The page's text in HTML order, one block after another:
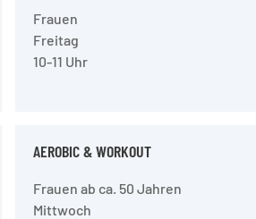
Frauen
Freitag
10-11 Uhr
AEROBIC & WORKOUT
Frauen ab ca. 50 Jahren
Mittwoch